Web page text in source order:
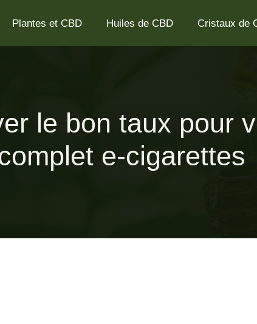
Plantes et CBD Huiles de CBD Cristaux de
le bon taux pour
e-cigarettes